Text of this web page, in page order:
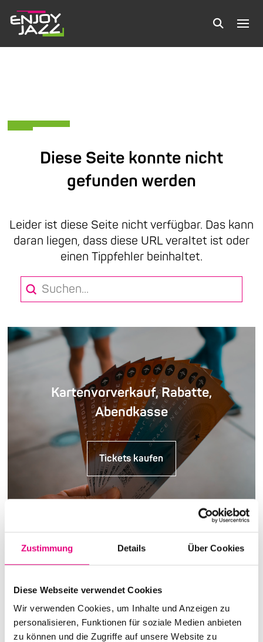
Zustimmung Details Über Cookies
Diese Webseite verwendet Cookies
Wir verwenden Cookies, um Inhalte und Anzeigen zu
personalisieren, Funktionen für soziale Medien anbieten
zu können und die Zugriffe auf unsere Website zu
Diese Seite konnte nicht
gefunden werden
Leider ist diese Seite nicht verfügbar. Das kann
daran liegen, dass diese URL veraltet ist oder
einen Tippfehler beinhaltet.
Search
Submit
Kartenvorverkauf, Rabatte,
Abendkasse
Tickets kaufen
Alle Veranstaltungen im Überblick